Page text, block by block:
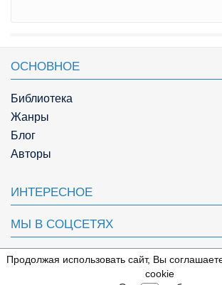
ОСНОВНОЕ
Библиотека
Жанры
Блог
Авторы
ИНТЕРЕСНОЕ
МЫ В СОЦСЕТЯХ
ПОЛЕЗНОЕ
Продолжая использовать сайт, Вы
cookie